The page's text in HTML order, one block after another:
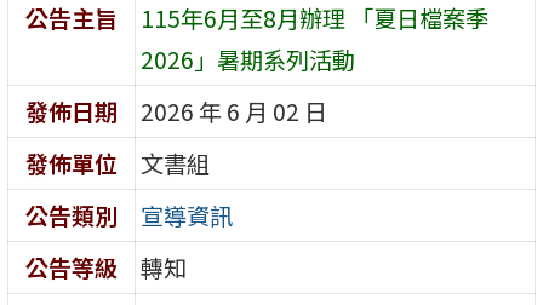
公告主旨
115年6月至8月辦理 「夏日檔案季
2026」暑期系列活動
發佈日期
2026 年 6 月 02 日
發佈單位
文書組
公告類別
宣導資訊
公告等級
轉知